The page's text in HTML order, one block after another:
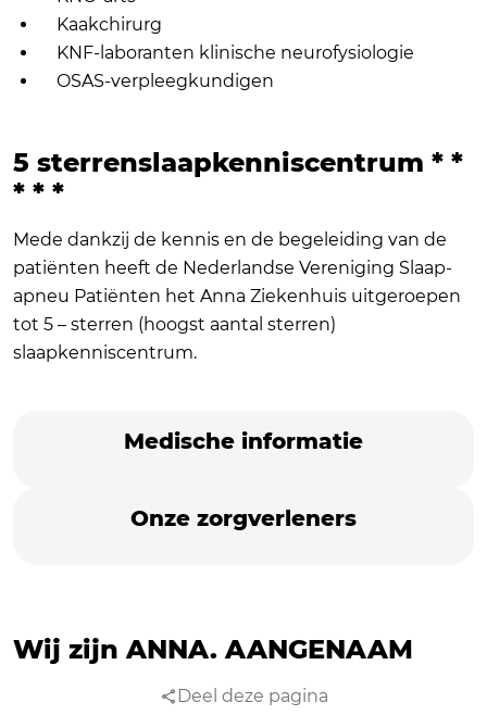
Kaakchirurg
KNF-laboranten klinische neurofysiologie
OSAS-verpleegkundigen
5 sterrenslaapkenniscentrum * *
* * *
Mede dankzij de kennis en de begeleiding van de
patiënten heeft de Nederlandse Vereniging Slaap-
apneu Patiënten het Anna Ziekenhuis uitgeroepen
tot 5 – sterren (hoogst aantal sterren)
slaapkenniscentrum.
Medische informatie
Onze zorgverleners
Wij zijn ANNA.AANGENAAM
Deel deze pagina